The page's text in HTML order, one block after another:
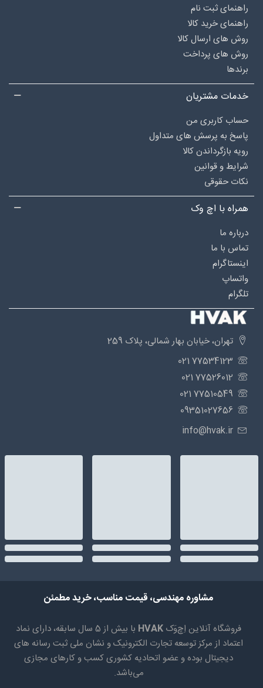
راهنمای ثبت نام
راهنمای خرید کالا
روش های ارسال کالا
روش های پرداخت
برندها
خدمات مشتریان
حساب کاربری من
پاسخ به پرسش های متداول
رویه بازگرداندن کالا
شرایط و قوانین
نکات حقوقی
همراه با اچ وک
درباره‌ ما
تماس با ما
اینستاگرام
واتساپ
تلگرام
تهران، خیابان بهار شمالی، پلاک 259
77534123 021
77526012 021
77510549 021
09351027656
info@hvak.ir
مشاوره مهندسی، قیمت مناسب، خرید مطمئن
فروشگاه آنلاین اِچ‌وَک HVAK
با بیش از 5 سال سابقه، دارای نماد
اعتماد از مرکز توسعه تجارت الکترونیک و نشان ملی ثبت رسانه های
دیجیتال بوده و عضو اتحادیه کشوری کسب و کارهای مجازی
می‌باشد.